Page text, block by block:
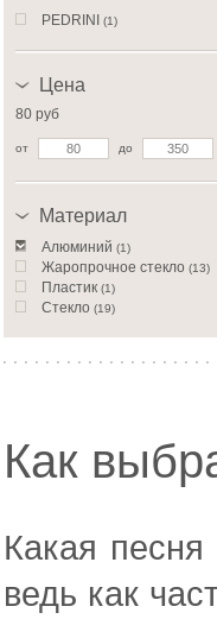
PEDRINI (1)
Цена
80 руб
от до
Материал
Алюминий (1)
Жаропрочное стекло (13)
Пластик (1)
Стекло (19)
Как
Какая
ведь как